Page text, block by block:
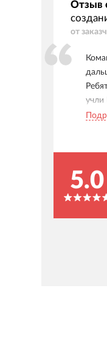
Отзыв
от
учли
5.0